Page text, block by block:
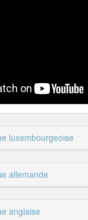
luxembourgeoise
allemande
anglaise